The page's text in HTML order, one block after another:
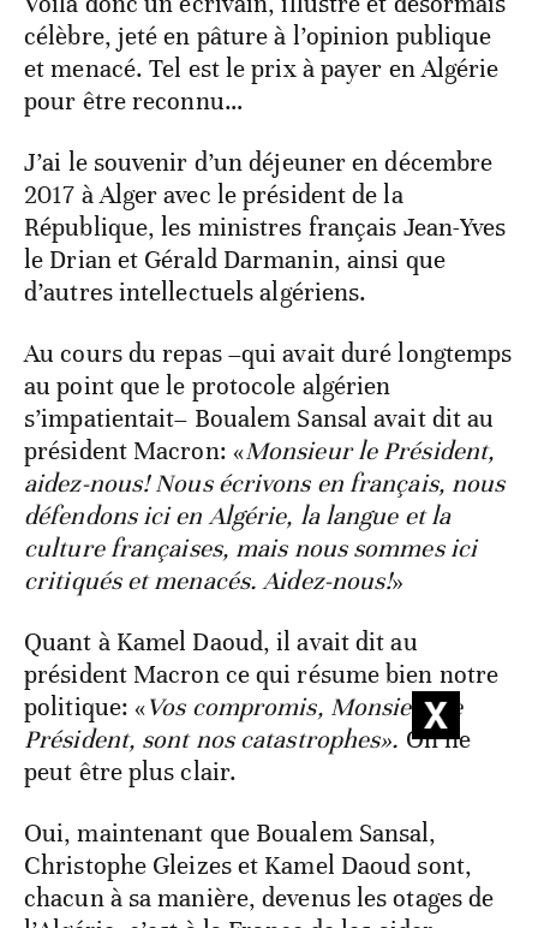
célèbre, jeté en pâture à l’opinion publique
et menacé. Tel est le prix à payer en Algérie
pour être reconnu…
J’ai le souvenir d’un déjeuner en décembre
2017 à Alger avec le président de la
République, les ministres français Jean-Yves
le Drian et Gérald Darmanin, ainsi que
d’autres intellectuels algériens.
Au cours du repas –qui avait duré longtemps
au point que le protocole algérien
s’impatientait– Boualem Sansal avait dit au
président Macron: «Monsieur le Président,
aidez-nous! Nous écrivons en français, nous
défendons ici en Algérie, la langue et la
culture françaises, mais nous sommes ici
critiqués et menacés. Aidez-nous!»
Quant à Kamel Daoud, il avait dit au
président Macron ce qui résume bien notre
politique: «Vos compromis, Monsieur le
Président, sont nos catastrophes». On ne
peut être plus clair.
Oui, maintenant que Boualem Sansal,
Christophe Gleizes et Kamel Daoud sont,
chacun à sa manière, devenus les otages de